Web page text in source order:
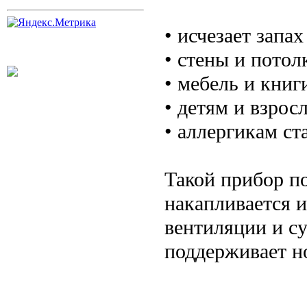
• исчезает
• стены и
• мебель и
• детям и
• аллергикам
Такой прибор
накапливается
вентиляции и
поддерживает